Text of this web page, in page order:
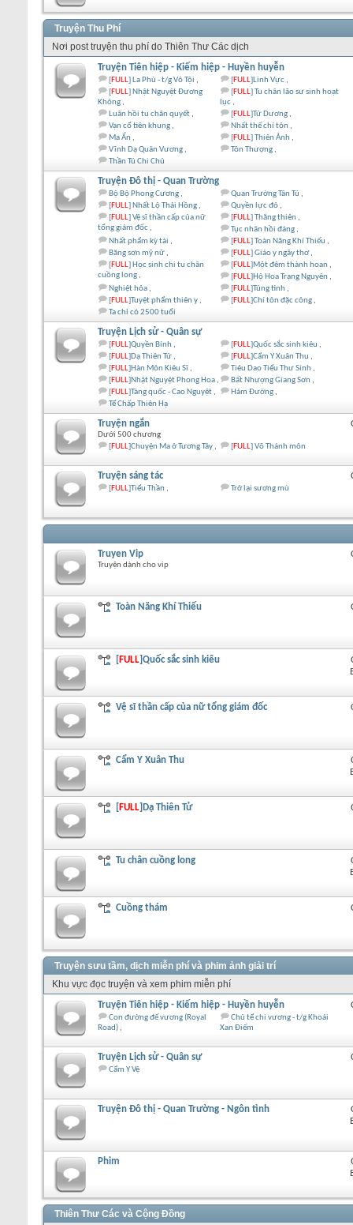
Truyện Thu Phí
Nơi post truyện thu phí do Thiên Thư Các dịch
Truyện Tiên hiệp - Kiếm hiệp - Huyền huyễn
[FULL] La Phù - t/g Vô Tội [FULL]Linh Vực
[FULL] Nhật Nguyệt Đương
Không
[FULL] Tu chân lão sư sinh hoạt
lục
Luân hồi tu chân quyết
[FULL]Tử Dương
Vạn cổ tiên khung
Nhất thế chí tôn
Ma Ẩn
[FULL] Thiên Ảnh
Vĩnh Dạ Quân Vương
Tôn Thượng
Thần Tú Chi Chủ
Truyện Đô thị - Quan Trường
Bộ Bộ Phong Cương
Quan Trường Tân Tú
[FULL] Nhất Lộ Thải Hồng
Quyền lực đỏ
[FULL] Vệ sĩ thần cấp của nữ
tổng giám đốc
[FULL] Thăng thiên
Tục nhân hồi đáng
Nhất phẩm kỳ tài
[FULL] Toàn Năng Khí Thiếu
Băng sơn mỹ nữ
[FULL] Giáo y ngây thơ
[FULL] Học sinh chi tu chân
cuồng long
[FULL]Một đêm thành hoan
[FULL]Hộ Hoa Trạng Nguyên
Nghiệt hỏa
[FULL]Túng tình
[FULL]Tuyệt phẩm thiên y [FULL]Chí tôn đặc công
Ta chỉ có 2500 tuổi
Truyện Lịch sử - Quân sự
[FULL]Quyền Bính [FULL]Quốc sắc sinh kiêu
[FULL]Dạ Thiên Tử [FULL]Cẩm Y Xuân Thu
[FULL]Hàn Môn Kiêu Sĩ
Tiêu Dao Tiểu Thư Sinh
[FULL]Nhật Nguyệt Phong Hoa
Bất Nhượng Giang Sơn
[FULL]Tàng quốc - Cao Nguyệt
Hám Đường
Tể Chấp Thiên Hạ
Truyện ngắn
Dưới 500 chương
[FULL]Chuyện Ma ở Tương Tây [FULL] Võ Thánh môn
Truyện sáng tác
[FULL]Tiểu Thần Trở lại sương mù
Truyen Vip
Truyện dành cho vip
Toàn Năng Khí Thiếu
[ FULL]Quốc sắc sinh kiêu
Vệ sĩ thần cấp của nữ tổng giám đốc
Cẩm Y Xuân Thu
[ FULL]Dạ Thiên Tử
Tu chân cuồng long
Cuồng thám
Truyện sưu tầm, dịch miễn phí và phim ảnh giải trí
Khu vực đọc truyện và xem phim miễn phí
Truyện Tiên hiệp - Kiếm hiệp - Huyền huyễn
Con đường đế vương (Royal
Road)
Chủ tể chi vương - t/g Khoái
Xan Điếm
Truyện Lịch sử - Quân sự
Cẩm Y Vệ
Truyện Đô thị - Quan Trường - Ngôn tình
Phim
Thiên Thư Các và Cộng Đồng